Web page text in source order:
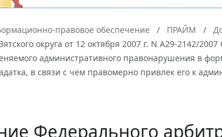
правовое обеспечение ПРАЙМ
округа от 12 октября 2007 г. N А29-2142/
административного правонарушения в
в связи с чем правомерно привлек его к
Федерального